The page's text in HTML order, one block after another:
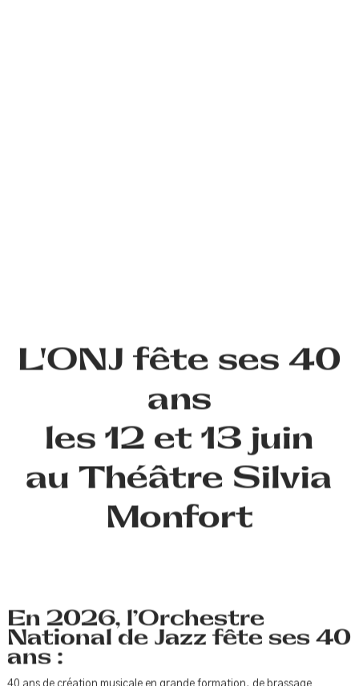
L'ONJ fête ses 40
ans
les 12 et 13 juin
au Théâtre Silvia
En 2026, l’Orchestre
National de Jazz fête ses 40